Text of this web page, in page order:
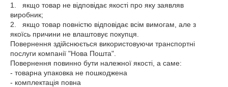
1.   якщо товар не відповідає якості про яку заявляв
виробник;
2.   якщо товар повністю відповідає всім вимогам, але з
якоїсь причини не влаштовує покупця.
Повернення здійснюється використовуючи транспортні
послуги компанії "Нова Пошта".
Повернення повинно бути належної якості, а саме:
- товарна упаковка не пошкоджена
- комплектація повна